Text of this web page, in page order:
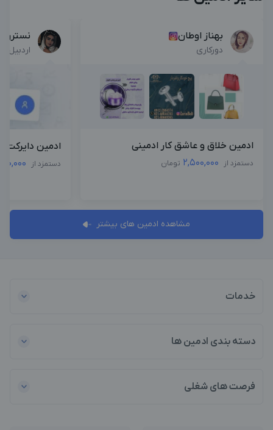
بهناز اوطان
دورکاری
ادمین خلاق و عاشق کار ادمینی
دستمزد از 2,500,000 تومان
نسترن
اردبیل
ادمین
دستمزد از
مشاهده ادمین های بیشتر
خدمات
دسته بندی ادمین ها
فرصت های شغلی